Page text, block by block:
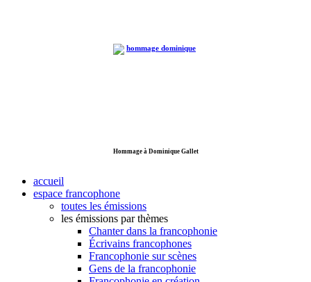
Hommage à Dominique Gallet
accueil
espace francophone
toutes les émissions
les émissions par thèmes
Chanter dans la francophonie
Écrivains francophones
Francophonie sur scènes
Gens de la francophonie